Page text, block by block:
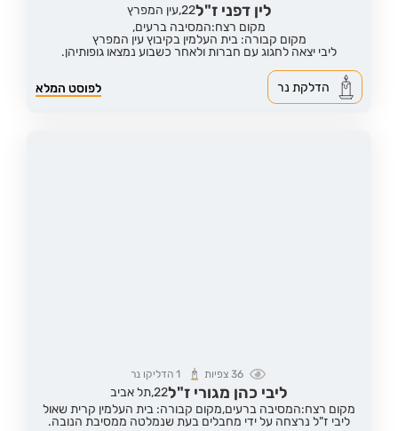
לין דפני ז"ל22, עין המפרץ
מקום רצח:המסיבה ברעים,
מקום קבורה: בית העלמין בקיבוץ עין המפרץ
ליבי יצאה לחגוג עם חברות ולאחר כשבוע נמצאו גופותיהן.
לפוסט המלא הדלקת נר
36צפיות 1 הדליקו נר
ליבי כהן מגורי ז"ל22,תל אביב
מקום רצח:המסיבה ברעים,מקום קבורה: בית העלמין קרית שאול
ליבי ז"ל נרצחה על ידי מחבלים בעת שנמלטה ממסיבת הנובה.